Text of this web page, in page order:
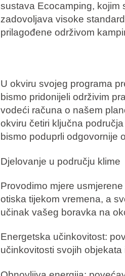
sustava Ecocamping, kojim
zadovoljava visoke
prilagođene održivom
U okviru svojeg programa
bismo pridonijeli održivim
vodeći računa o našem
okviru četiri ključna
bismo poduprli odgovornije
Djelovanje u području klime
Provodimo mjere
otiska tijekom vremena, a
učinak vašeg boravka na
Energetska učinkovitost:
učinkovitosti svojih objekata